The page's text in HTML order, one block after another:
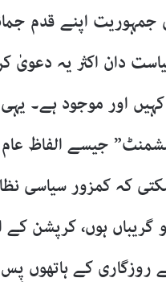
اپنے قدم
دان اکثر یہ دعویٰ
اور موجود ہے۔
جیسے الفاظ
کہ کمزور سیاسی
ہوں، کرپشن کے
روزگاری کے ہاتھوں